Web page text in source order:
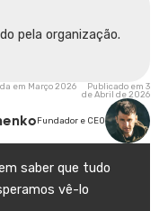
pela organização.
em Março 2026 Publicado em 3
de Abril de 2026
Fundador e CEO
saber que tudo
vê-lo